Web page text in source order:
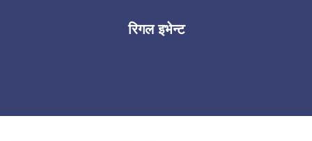
रिगल इभेन्ट